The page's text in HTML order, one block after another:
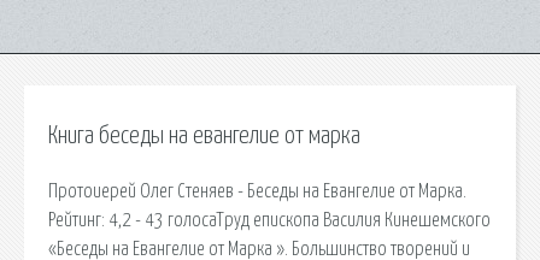
Книга беседы на евангелие от марка
Протоиерей Олег Стеняев - Беседы на Евангелие от Марка.
Рейтинг: 4,2 - 43 голосаТруд епископа Василия Кинешемского
«Беседы на Евангелие от Марка ». Большинство творений и